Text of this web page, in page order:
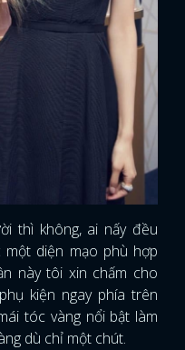
thì không, ai nấy đều
diện mạo phù hợp
này tôi xin chấm cho
kiện ngay phía trên
tóc vàng nổi bật làm
dù chỉ một chút.